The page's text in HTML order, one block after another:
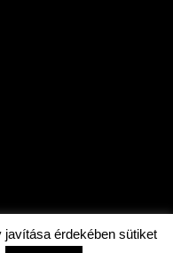
javítása érdekében sütiket